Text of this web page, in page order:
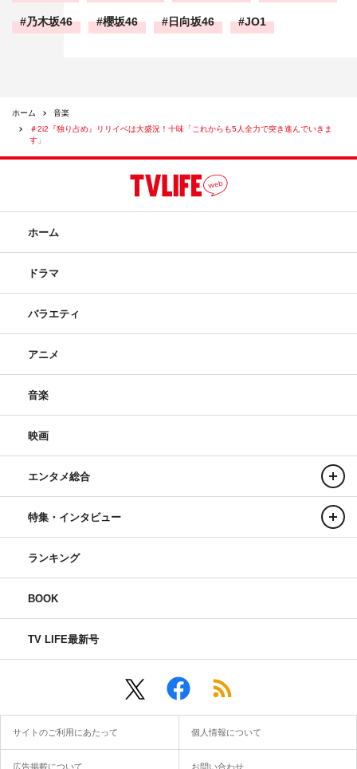
乃木坂46 櫻坂46 日向坂46 JO1
ホーム
音楽
＃2i2『独り占め』リリイベは大盛況！十味「これからも5人全力で突き進んでいきま
す」
ホーム
ドラマ
バラエティ
アニメ
音楽
映画
エンタメ総合
特集・インタビュー
ランキング
BOOK
TV LIFE最新号
サイトのご利用にあたって 個人情報について
広告掲載について お問い合わせ